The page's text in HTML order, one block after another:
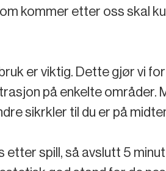
kommer etter oss skal
er viktig. Dette gjør vi
på enkelte
sikrkler til du er på
etter spill, så avslutt 5